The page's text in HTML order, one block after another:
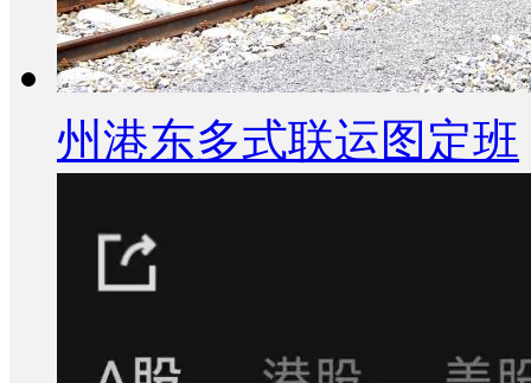
州港东多式联运图定班